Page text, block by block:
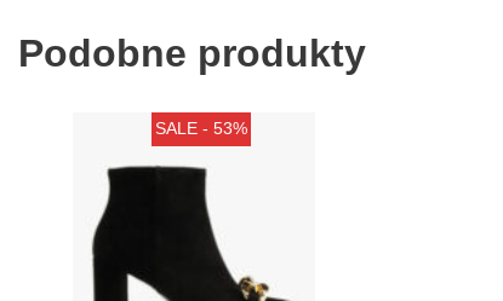
Podobne produkty
SALE - 53%